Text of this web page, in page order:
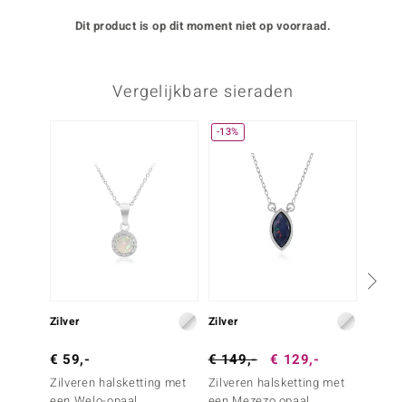
Collection
Dit product is op dit moment niet op voorraad.
Vergelijkbare sieraden
Zilver
€ 59,-
Zilveren halsketting met
-13%
Zilver
€ 149,- € 129,-
Zilveren halsketting met